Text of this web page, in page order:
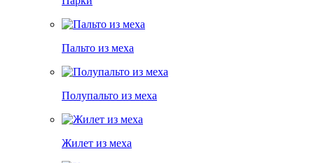
Пальто из меха
Полупальто из меха
Жилет из меха